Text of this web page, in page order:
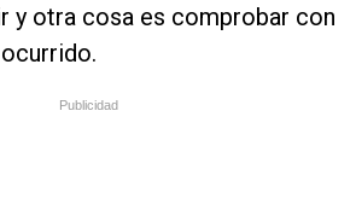
y otra cosa es comprobar con
Publicidad